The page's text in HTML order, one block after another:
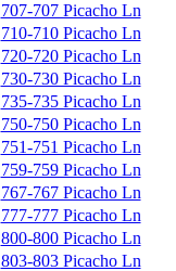
707-707 Picacho Ln
710-710 Picacho Ln
720-720 Picacho Ln
730-730 Picacho Ln
735-735 Picacho Ln
750-750 Picacho Ln
751-751 Picacho Ln
759-759 Picacho Ln
767-767 Picacho Ln
777-777 Picacho Ln
800-800 Picacho Ln
803-803 Picacho Ln